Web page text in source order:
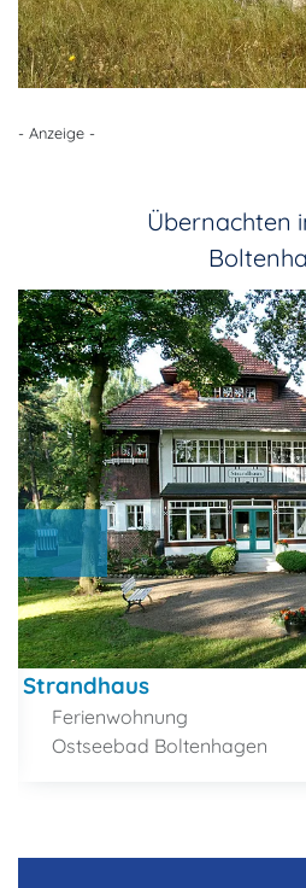
- Anzeige -
Übernachten
Strandhaus
Ferienwohnung
Ostseebad Boltenhagen